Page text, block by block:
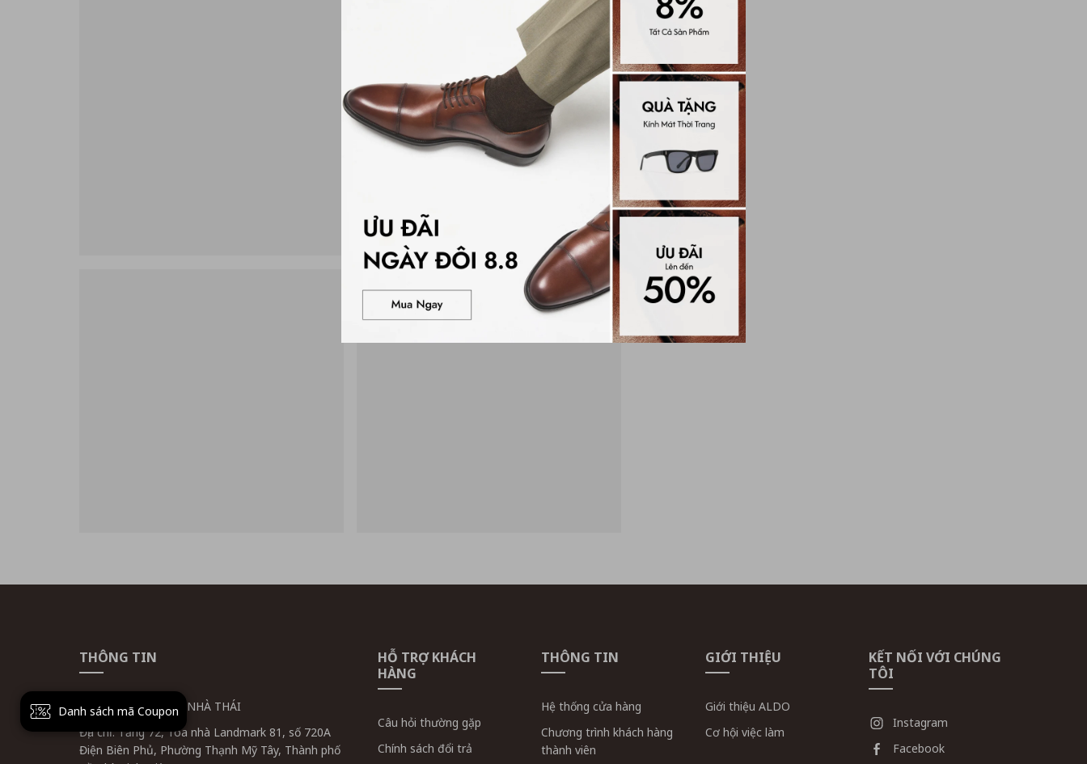
Danh sách mã Coupon
THÔNG TIN
CÔNG TY CỔ PHẦN NHÀ THÁI
Địa chỉ: Tầng 72, Tòa nhà Landmark 81, số 720A
Điện Biên Phủ, Phường Thạnh Mỹ Tây, Thành phố
HỖ TRỢ KHÁCH
HÀNG
Câu hỏi thường gặp
Chính sách đổi trả
THÔNG TIN
Hệ thống cửa hàng
Chương trình khách hàng
thành viên
GIỚI THIỆU
Giới thiệu ALDO
Cơ hội việc làm
KẾT NỐI VỚI CHÚNG
TÔI
Instagram
Facebook